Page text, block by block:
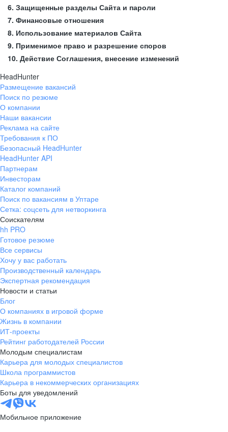
6. Защищенные разделы Сайта и пароли
7. Финансовые отношения
8. Использование материалов Сайта
9. Применимое право и разрешение споров
10. Действие Соглашения, внесение изменений
HeadHunter
Размещение вакансий
Поиск по резюме
О компании
Наши вакансии
Реклама на сайте
Требования к ПО
Безопасный HeadHunter
HeadHunter API
Партнерам
Инвесторам
Каталог компаний
Поиск по вакансиям в Уптаре
Сетка: соцсеть для нетворкинга
Соискателям
hh PRO
Готовое резюме
Все сервисы
Хочу у вас работать
Производственный календарь
Экспертная рекомендация
Новости и статьи
Блог
О компаниях в игровой форме
Жизнь в компании
ИТ-проекты
Рейтинг работодателей России
Молодым специалистам
Карьера для молодых специалистов
Школа программистов
Карьера в некоммерческих организациях
Боты для уведомлений
Мобильное приложение